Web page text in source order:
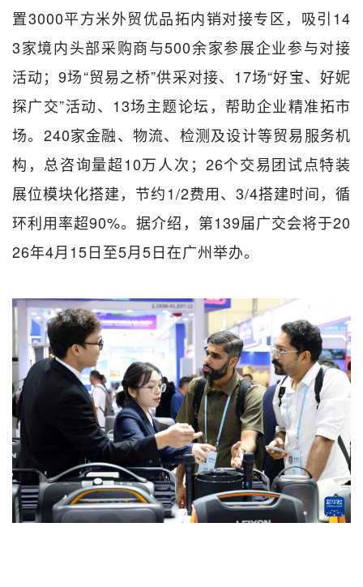
置3000平方米外贸优品拓内销对接专区，吸引14
3家境内头部采购商与500余家参展企业参与对接
活动；9场“贸易之桥”供采对接、17场“好宝、好妮
探广交”活动、13场主题论坛，帮助企业精准拓市
场。240家金融、物流、检测及设计等贸易服务机
构，总咨询量超10万人次；26个交易团试点特装
展位模块化搭建，节约1/2费用、3/4搭建时间，循
环利用率超90%。据介绍，第139届广交会将于20
26年4月15日至5月5日在广州举办。